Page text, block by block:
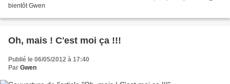
bientôt Gwen
Oh, mais ! C'est moi ça !!!
Publié le 06/05/2012 à 17:40
Par Gwen